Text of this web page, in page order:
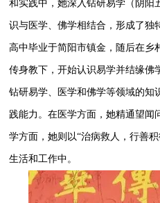
和实践中，她深入钻研易学（阴阳
识与医学、佛学相结合，形成了独
高中毕业于简阳市镇金，随后在乡
传身教下，开始认识易学并结缘佛
钻研易学、医学和佛学等领域的知
践能力。在医学方面，她精通望闻
学方面，她则以“治病救人，行善
生活和工作中。